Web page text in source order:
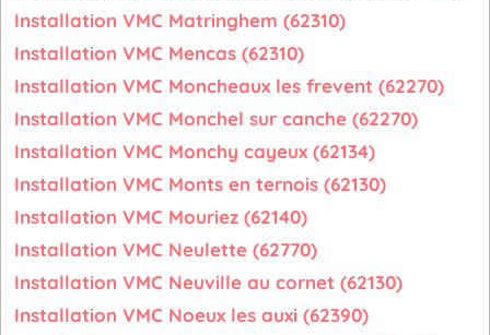
Installation VMC Matringhem (62310)
Installation VMC Mencas (62310)
Installation VMC Moncheaux les frevent (62270)
Installation VMC Monchel sur canche (62270)
Installation VMC Monchy cayeux (62134)
Installation VMC Monts en ternois (62130)
Installation VMC Mouriez (62140)
Installation VMC Neulette (62770)
Installation VMC Neuville au cornet (62130)
Installation VMC Noeux les auxi (62390)